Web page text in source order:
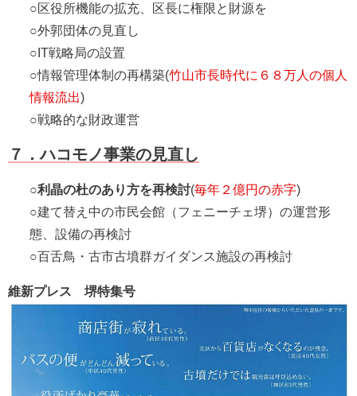
○区役所機能の拡充、区長に権限と財源を
○外郭団体の見直し
○IT戦略局の設置
○情報管理体制の再構築(竹山市長時代に６８万人の個人
情報流出)
○戦略的な財政運営
７．ハコモノ事業の見直し
○利晶の杜のあり方を再検討(毎年２億円の赤字)
○建て替え中の市民会館（フェニーチェ堺）の運営形
態、設備の再検討
○百舌鳥・古市古墳群ガイダンス施設の再検討
維新プレス 堺特集号